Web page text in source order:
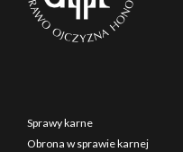
Sprawy karne
Obrona w sprawie karnej